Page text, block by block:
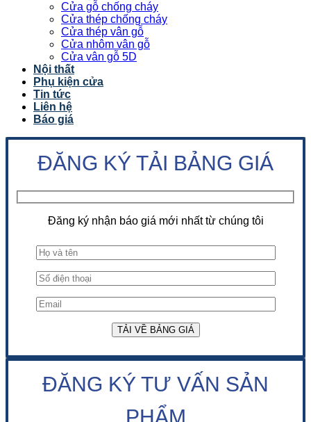
Cửa gỗ chống cháy
Cửa thép chống cháy
Cửa thép vân gỗ
Cửa nhôm vân gỗ
Cửa vân gỗ 5D
Nội thất
Phụ kiện cửa
Tin tức
Liên hệ
Báo giá
ĐĂNG KÝ TẢI BẢNG GIÁ
Đăng ký nhận báo giá mới nhất từ chúng tôi
ĐĂNG KÝ TƯ VẤN SẢN
PHẨM